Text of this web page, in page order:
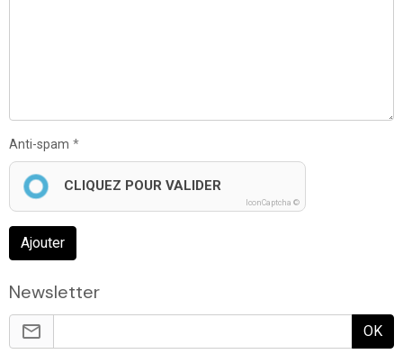
Anti-spam
CLIQUEZ POUR VALIDER
IconCaptcha ©
Ajouter
Newsletter
OK